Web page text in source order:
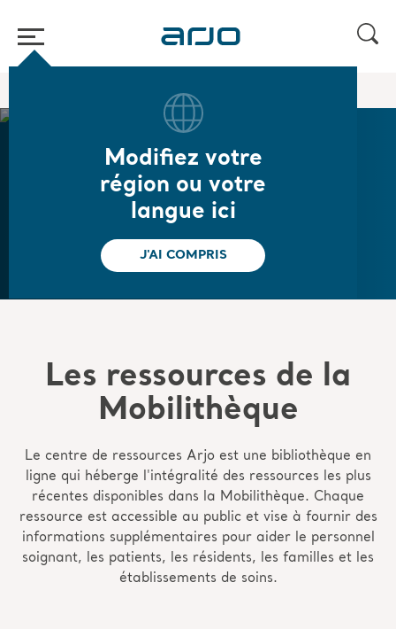
Modifiez votre
région ou votre
langue ici
J'AI COMPRIS
Ressources de la Mobilithèque Arjo
Ressources de la
Mobilithèque Arjo
Les ressources de la
Mobilithèque
Le centre de ressources Arjo est une bibliothèque en
ligne qui héberge l'intégralité des ressources les plus
récentes disponibles dans la Mobilithèque. Chaque
ressource est accessible au public et vise à fournir des
informations supplémentaires pour aider le personnel
soignant, les patients, les résidents, les familles et les
établissements de soins.